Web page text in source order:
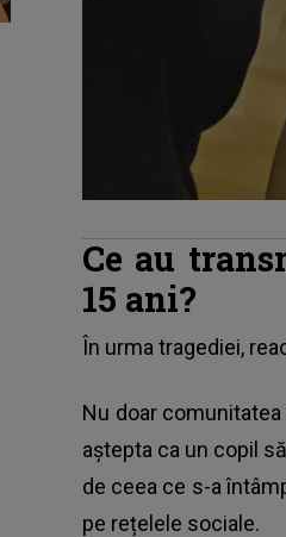
Ce au
15 ani?
În urma tragediei,
Nu doar
aștepta ca un copil
de ceea ce s-a
pe rețelele sociale.